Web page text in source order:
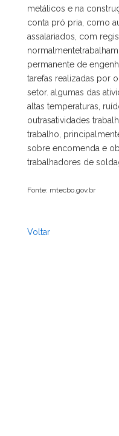
metálicos e na
conta pró pria, como
assalariados, com
permanente de
tarefas realizadas por
setor. algumas das
altas temperaturas,
outrasatividades
trabalho,
sobre encomenda e
trabalhadores de
Fonte: mtecbo.gov.br
Voltar